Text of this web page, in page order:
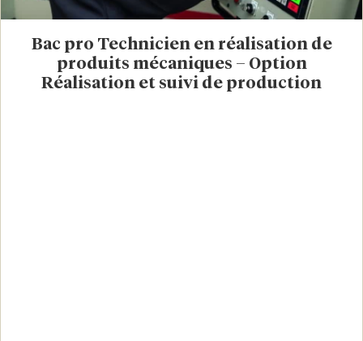
Bac pro Technicien en réalisation de
produits mécaniques – Option
Réalisation et suivi de production